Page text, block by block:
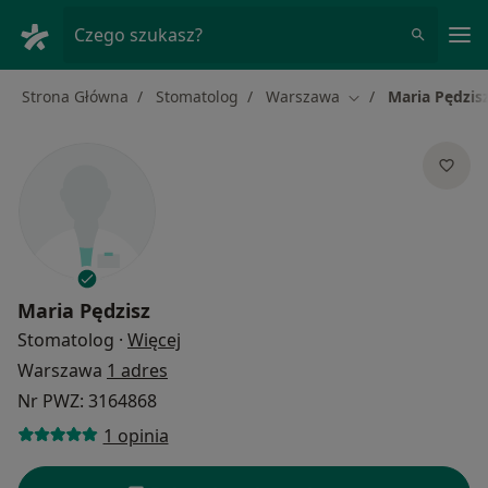
Czego szukasz?
Strona Główna Stomatolog Warszawa Zmień miasto
Maria
Maria Pędzisz
Stomatolog · Więcej
Warszawa 1 adres
Nr PWZ: 3164868
1 opinia